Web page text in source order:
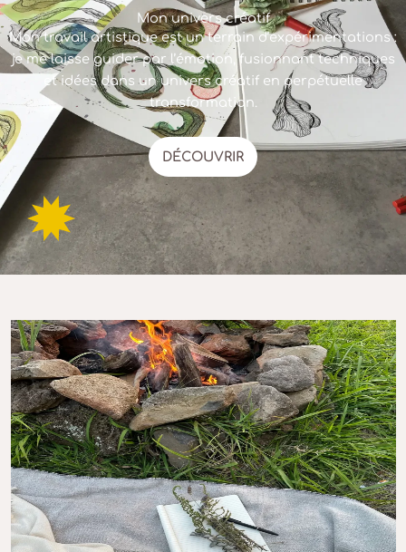
Mon univers créatif
Mon travail artistique est un terrain d’expérimentations :
je me laisse guider par l’émotion, fusionnant techniques
et idées dans un univers créatif en perpétuelle
transformation.
DÉCOUVRIR